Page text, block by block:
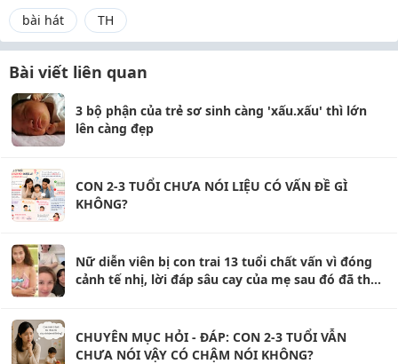
bài hát
TH
Bài viết liên quan
3 bộ phận của trẻ sơ sinh càng 'xấu.xấu' thì lớn
lên càng đẹp
CON 2-3 TUỔI CHƯA NÓI LIỆU CÓ VẤN ĐỀ GÌ
KHÔNG?
Nữ diễn viên bị con trai 13 tuổi chất vấn vì đóng
cảnh tế nhị, lời đáp sâu cay của mẹ sau đó đã thay
CHUYÊN MỤC HỎI - ĐÁP: CON 2-3 TUỔI VẪN
CHƯA NÓI VẬY CÓ CHẬM NÓI KHÔNG?